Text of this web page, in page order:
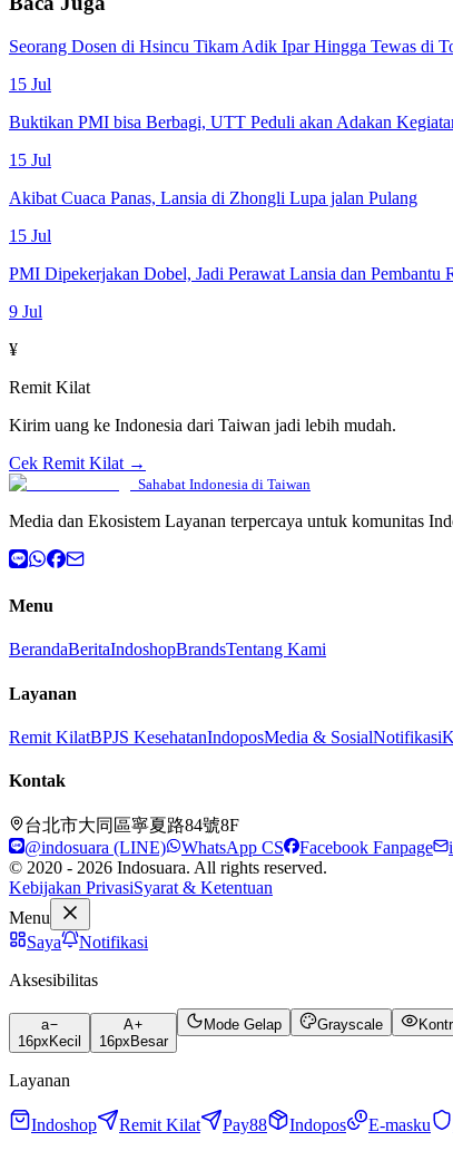
Seorang Dosen di Hsincu Tikam Adik Ipar Hingga Tewas di
15 Jul
Buktikan PMI bisa Berbagi, UTT Peduli akan Adakan
15 Jul
Akibat Cuaca Panas, Lansia di Zhongli Lupa jalan Pulang
15 Jul
PMI Dipekerjakan Dobel, Jadi Perawat Lansia dan Pembantu
9 Jul
¥
Remit Kilat
Kirim uang ke Indonesia dari Taiwan jadi lebih mudah.
Cek Remit Kilat →
Sahabat Indonesia di Taiwan
Media dan Ekosistem Layanan terpercaya untuk komunitas
Menu
BerandaBeritaIndoshopBrandsTentang Kami
Layanan
Remit KilatBPJS KesehatanIndoposMedia & SosialNotifikasi
Kontak
台北市大同區寧夏路84號8F
@indosuara (LINE)
WhatsApp CS Facebook Fanpage
© 2020 - 2026 Indosuara. All rights reserved.
Kebijakan PrivasiSyarat & Ketentuan
Menu
Saya
Notifikasi
Aksesibilitas
a
16px Kecil
A
16px Besar
Mode Gelap Grayscale
Layanan
Indoshop Remit Kilat Pay88 Indopos E-masku